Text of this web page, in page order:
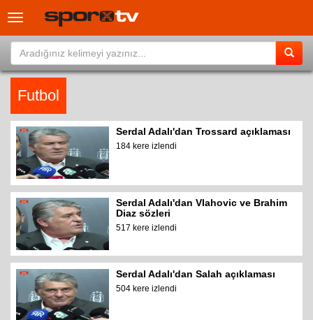
Toggle
Futbol
Serdal Adalı'dan Trossard açıklaması
184 kere izlendi
Serdal Adalı'dan Vlahovic ve Brahim
Diaz sözleri
517 kere izlendi
Serdal Adalı'dan Salah açıklaması
504 kere izlendi